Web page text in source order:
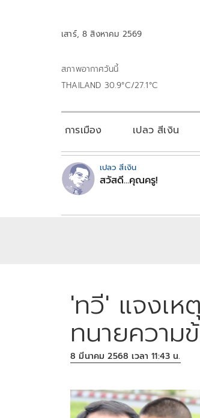
เสาร์, 8 สิงหาคม 2569
สภาพอากาศวันนี้
THAILAND 30.9°C/27.1°C
การเมือง เปลว สีเงิน
เปลว สีเงิน
สวัสดี...คุณครู!
'ทวี' แจงเห
ทนายความ
8 มีนาคม 2568 เวลา 11:43 น.